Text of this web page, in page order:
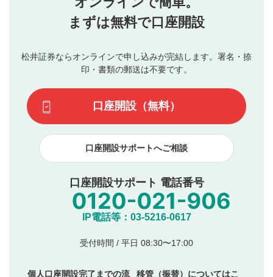
投稿するボタン
星で評価をすると投稿できます。（お名前とコメント
3
動画の評価
です）
行ってください。
当社は、利用者同士、もしくは利用者と第三者間のトラ
ブルによって生じた損害に対して一切の責任を負いませ
評価およびコメントは当社にて審査のうえ、掲載となり
ます。掲載されるまでに日数がかかる場合や掲載されない
てはお答えできません。各動画コンテンツへの掲載をもっ
て結果のご連絡といたします。ご了承ください。
下記の項目に該当すると判断された投稿内容は、掲載を
見合わせる場合がございます。
本動画コンテンツとは無関係の内容の投稿
他者への誹謗中傷や差別的表現投稿
公序良俗に反する内容の投稿
氏名、住所、電話番号など個人を特定できる情報の
他のサイトへの誘導や営利目的、広告・宣伝を目
他者の権利（商標、著作権、その他の知的財産
まずは無料で口座開設
松井証券ならオンラインで申し込みが完結します。署名・捺
印・書類の郵送は不要です。
口座開設（無料）
口座開設サポートへご相談
口座開設サポート 電話番号
IP電話等：03-5216-0617
受付時間 / 平日 08:30〜17:00
個人口座開設完了までの流
移管（振替）についてはこ